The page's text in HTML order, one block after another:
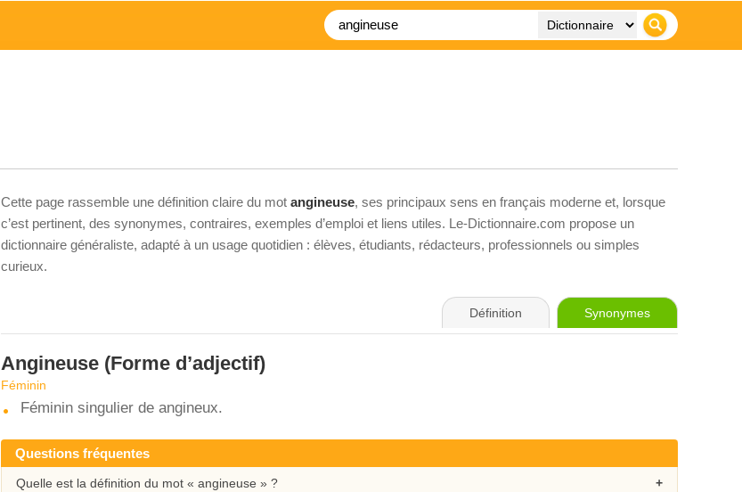
Cette page rassemble une définition claire du mot angineuse, ses principaux sens en français moderne et, lorsque
c’est pertinent, des synonymes, contraires, exemples d’emploi et liens utiles. Le-Dictionnaire.com propose un
dictionnaire généraliste, adapté à un usage quotidien : élèves, étudiants, rédacteurs, professionnels ou simples
curieux.
Définition Synonymes
Angineuse (Forme d’adjectif)
Féminin
Féminin singulier de angineux.
Questions fréquentes
Quelle est la définition du mot « angineuse » ?